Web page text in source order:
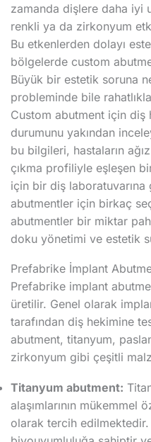
zamanda dişlere daha iyi
renkli ya da zirkonyum
Bu etkenlerden dolayı
bölgelerde custom
Büyük bir estetik soruna
probleminde bile
Custom abutment için diş
durumunu yakından
bu bilgileri, hastaların
çıkma profiliyle eşleşen
için bir diş laboratuvarına
abutmentler için birkaç
abutmentler bir miktar
doku yönetimi ve estetik
Prefabrike İmplant
Prefabrike implant
üretilir. Genel olarak
tarafından diş hekimine
abutment, titanyum,
zirkonyum gibi çeşitli
Titanyum abutment:
alaşımlarının mükemmel
olarak tercih